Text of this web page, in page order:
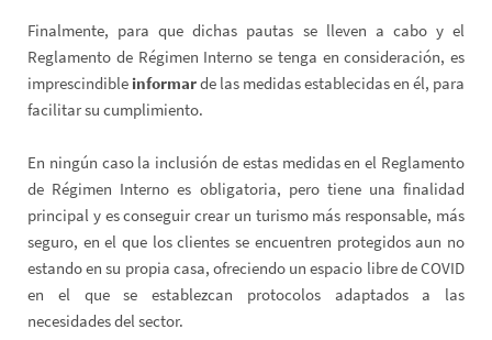
Finalmente, para que dichas pautas se lleven a cabo y el
Reglamento de Régimen Interno se tenga en consideración, es
imprescindible informarde las medidas establecidas en él, para
facilitar su cumplimiento.
En ningún caso la inclusión de estas medidas en el Reglamento
de Régimen Interno es obligatoria, pero tiene una finalidad
principal y es conseguir crear un turismo más responsable, más
seguro, en el que los clientes se encuentren protegidos aun no
estando en su propia casa, ofreciendo un espacio libre de COVID
en el que se establezcan protocolos adaptados a las
necesidades del sector.